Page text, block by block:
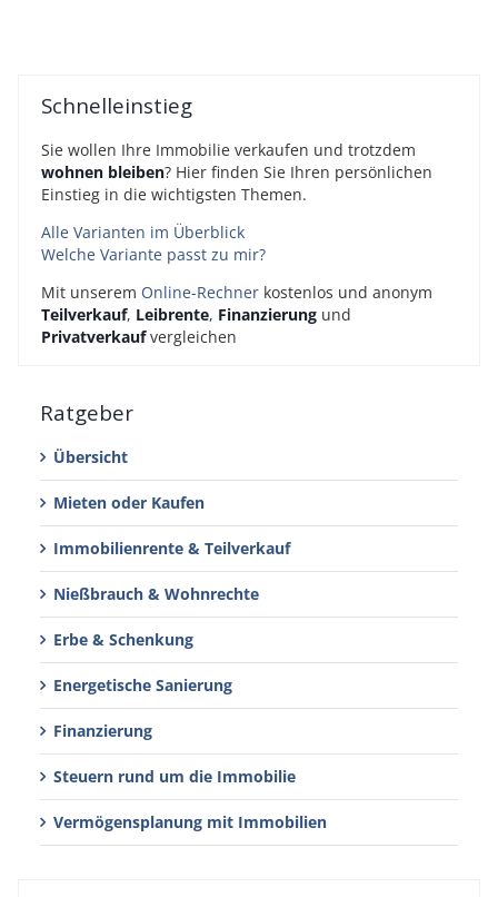
Schnelleinstieg
Sie wollen Ihre Immobilie verkaufen und trotzdem
wohnen bleiben? Hier finden Sie Ihren persönlichen
Einstieg in die wichtigsten Themen.
Alle Varianten im Überblick
Welche Variante passt zu mir?
Mit unserem Online-Rechner kostenlos und anonym
Teilverkauf, Leibrente, Finanzierung und
Privatverkaufvergleichen
Ratgeber
Übersicht
Mieten oder Kaufen
Immobilienrente & Teilverkauf
Nießbrauch & Wohnrechte
Erbe & Schenkung
Energetische Sanierung
Finanzierung
Steuern rund um die Immobilie
Vermögensplanung mit Immobilien